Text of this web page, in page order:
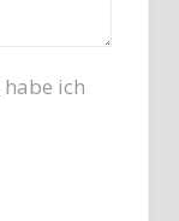
habe ich